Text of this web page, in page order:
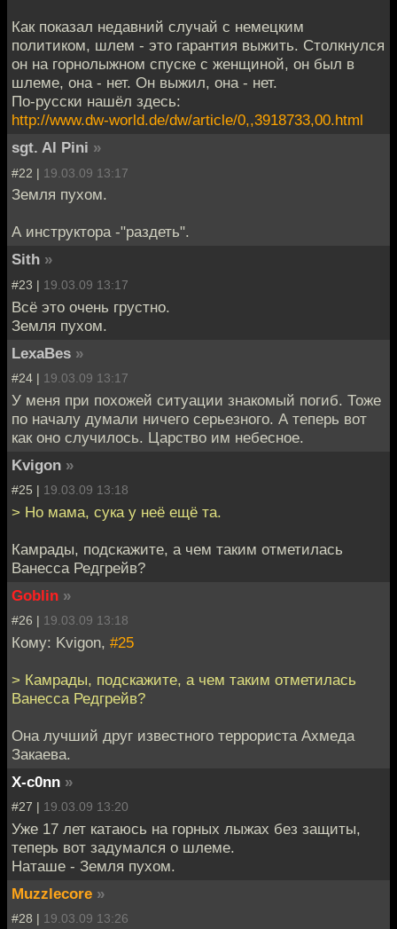
Как показал недавний случай с немецким
политиком, шлем - это гарантия выжить. Столкнулся
он на горнолыжном спуске с женщиной, он был в
шлеме, она - нет. Он выжил, она - нет.
По-русски нашёл здесь:
http://www.dw-world.de/dw/article/0,,3918733,00.html
sgt. Al Pini »
#22 | 19.03.09 13:17
Земля пухом.
А инструктора -"раздеть".
Sith »
#23 | 19.03.09 13:17
Всё это очень грустно.
Земля пухом.
LexaBes »
#24 | 19.03.09 13:17
У меня при похожей ситуации знакомый погиб. Тоже
по началу думали ничего серьезного. А теперь вот
как оно случилось. Царство им небесное.
Kvigon »
#25 | 19.03.09 13:18
> Но мама, сука у неё ещё та.
Камрады, подскажите, а чем таким отметилась
Ванесса Редгрейв?
Goblin »
#26 | 19.03.09 13:18
Кому: Kvigon, #25
> Камрады, подскажите, а чем таким отметилась
Ванесса Редгрейв?
Она лучший друг известного террориста Ахмеда
Закаева.
X-c0nn »
#27 | 19.03.09 13:20
Уже 17 лет катаюсь на горных лыжах без защиты,
теперь вот задумался о шлеме.
Наташе - Земля пухом.
Muzzlecore »
#28 | 19.03.09 13:26